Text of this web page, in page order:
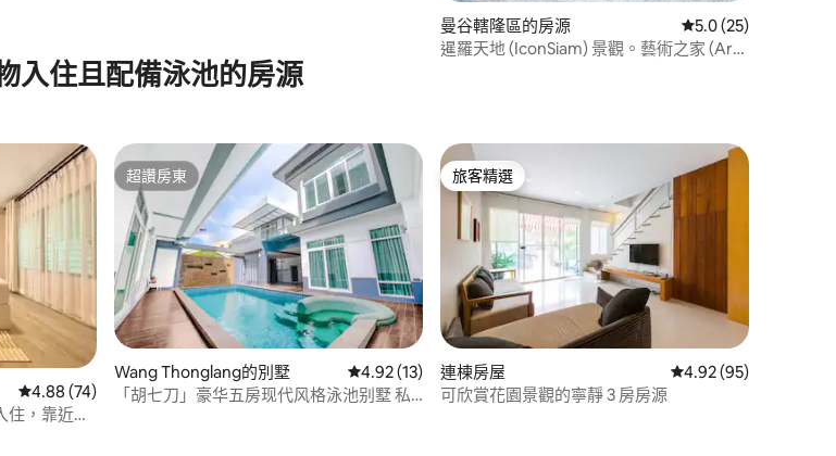
曼谷轄隆區的房源 從 25 則評價中獲得
5.0 (25)
暹羅天地 (IconSiam) 景觀。藝術之家 (Art
入住且配備泳池的房源
分）
從 74 則評價中獲得 4.88 的平均評分（滿分 5 分）
4.88 (74)
住，靠近通
超讚房東
超讚房東
Wang Thonglang的別墅 從 13 則評價中獲得 4.92 的平均評分（滿分 5 分）
4.92 (13)
「胡七刀」豪华五房现代风格泳池别墅 私
旅客精選
旅客精選
連棟房屋 從 95 則評價中獲得
4.92 (95)
可欣賞花園景觀的寧靜 3 房房源